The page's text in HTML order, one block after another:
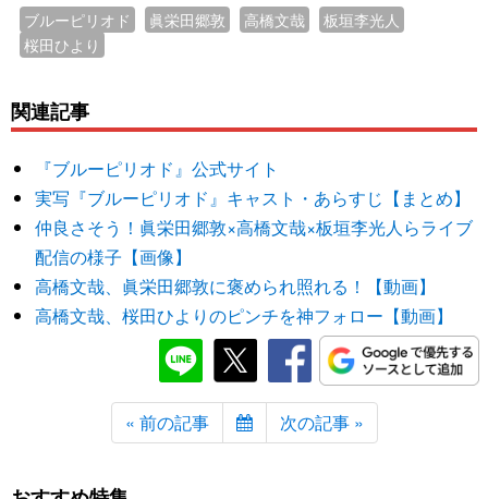
ブルーピリオド 眞栄田郷敦 高橋文哉
板垣李光人
桜田ひより
関連記事
『ブルーピリオド』公式サイト
実写『ブルーピリオド』キャスト・あらすじ【まとめ】
仲良さそう！眞栄田郷敦×高橋文哉×板垣李光人らライブ
配信の様子【画像】
高橋文哉、眞栄田郷敦に褒められ照れる！【動画】
高橋文哉、桜田ひよりのピンチを神フォロー【動画】
« 前の記事 次の記事 »